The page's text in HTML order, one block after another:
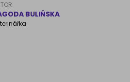
BULIŃSKA